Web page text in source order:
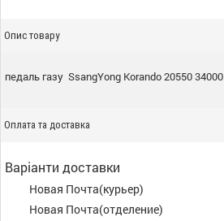
Опис товару
педаль газу SsangYong Korando 20550 34000
Оплата та доставка
Варіанти доставки
Новая Почта(курьер)
Новая Почта(отделение)